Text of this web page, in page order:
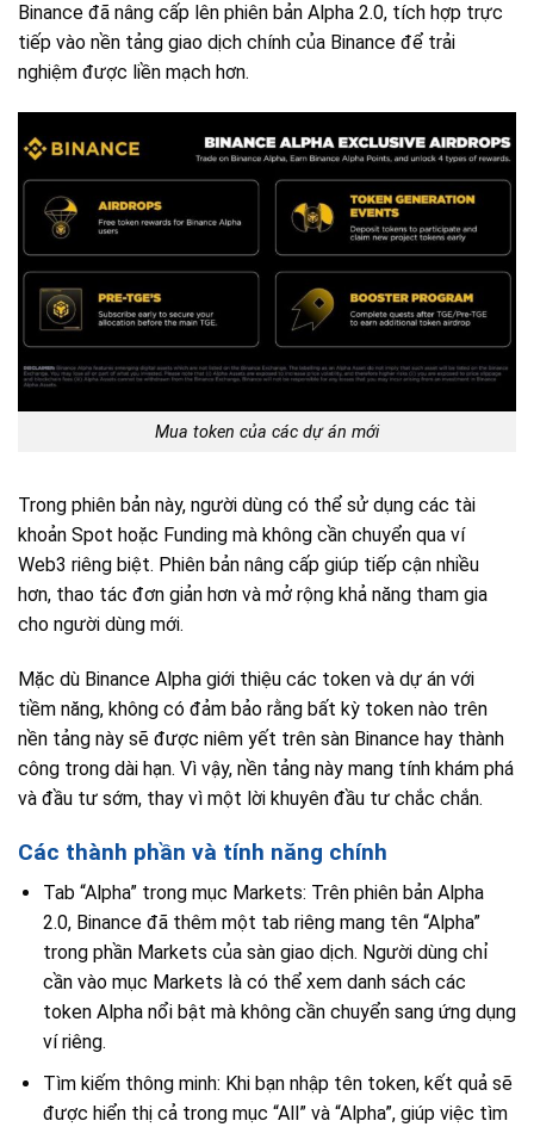
Binance đã nâng cấp lên phiên bản Alpha 2.0, tích hợp trực
tiếp vào nền tảng giao dịch chính của Binance để trải
nghiệm được liền mạch hơn.
Mua token của các dự án mới
Trong phiên bản này, người dùng có thể sử dụng các tài
khoản Spot hoặc Funding mà không cần chuyển qua ví
Web3 riêng biệt. Phiên bản nâng cấp giúp tiếp cận nhiều
hơn, thao tác đơn giản hơn và mở rộng khả năng tham gia
cho người dùng mới.
Mặc dù Binance Alpha giới thiệu các token và dự án với
tiềm năng, không có đảm bảo rằng bất kỳ token nào trên
nền tảng này sẽ được niêm yết trên sàn Binance hay thành
công trong dài hạn. Vì vậy, nền tảng này mang tính khám phá
và đầu tư sớm, thay vì một lời khuyên đầu tư chắc chắn.
Các thành phần và tính năng chính
Tab “Alpha” trong mục Markets: Trên phiên bản Alpha
2.0, Binance đã thêm một tab riêng mang tên “Alpha”
trong phần Markets của sàn giao dịch. Người dùng chỉ
cần vào mục Markets là có thể xem danh sách các
token Alpha nổi bật mà không cần chuyển sang ứng dụng
ví riêng.
Tìm kiếm thông minh: Khi bạn nhập tên token, kết quả sẽ
được hiển thị cả trong mục “All” và “Alpha”, giúp việc tìm